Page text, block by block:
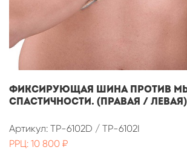
Фиксирующая шина против
спастичности. (Правая / Левая)
Артикул: TP-6102D / TP-6102I
РРЦ: 10 800 ₽